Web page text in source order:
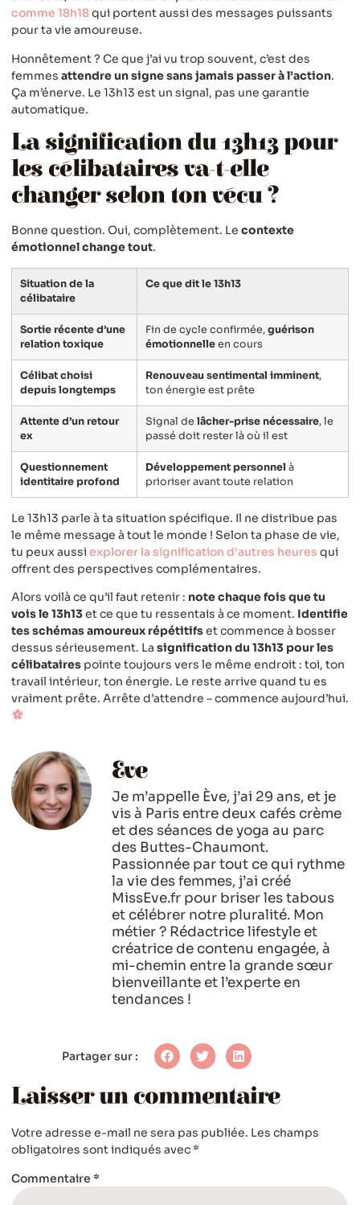
comme 18h18qui portent aussi des messages puissants
pour ta vie amoureuse.
Honnêtement ? Ce que j’ai vu trop souvent, c’est des
femmes attendre un signe sans jamais passer à l’action.
Ça m’énerve. Le 13h13 est un signal, pas une garantie
automatique.
La signification du 13h13 pour
les célibataires va-t-elle
changer selon ton vécu ?
Bonne question. Oui, complètement. Le contexte
émotionnel change tout.
Situation de la
célibataire
Ce que dit le 13h13
Sortie récente d’une
relation toxique
Fin de cycle confirmée,guérison
émotionnelleen cours
Célibat choisi
depuis longtemps
Renouveau sentimental imminent,
ton énergie est prête
Attente d’un retour
ex
Signal delâcher-prise nécessaire, le
passé doit rester là où il est
Questionnement
identitaire profond
Développement personnel à
prioriser avant toute relation
Le 13h13 parle à ta situation spécifique. Il ne distribue pas
le même message à tout le monde ! Selon ta phase de vie,
tu peux aussi explorer la signification d’autres heures qui
offrent des perspectives complémentaires.
Alors voilà ce qu’il faut retenir : note chaque fois que tu
vois le 13h13et ce que tu ressentais à ce moment. Identifie
tes schémas amoureux répétitifset commence à bosser
dessus sérieusement. La signification du 13h13 pour les
célibataires pointe toujours vers le même endroit : toi, ton
travail intérieur, ton énergie. Le reste arrive quand tu es
vraiment prête. Arrête d’attendre – commence aujourd’hui.
Eve
Je m’appelle Ève, j’ai 29 ans, et je
vis à Paris entre deux cafés crème
et des séances de yoga au parc
des Buttes-Chaumont.
Passionnée par tout ce qui rythme
la vie des femmes, j’ai créé
MissEve.fr pour briser les tabous
et célébrer notre pluralité. Mon
métier ? Rédactrice lifestyle et
créatrice de contenu engagée, à
mi-chemin entre la grande sœur
bienveillante et l’experte en
tendances !
Partager sur :
Laisser un commentaire
Votre adresse e-mail ne sera pas publiée. Les champs
obligatoires sont indiqués avec *
Commentaire *